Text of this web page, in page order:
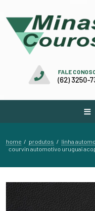
FALE
(62) 3250-
home / produtos / linha
courvin automotivo uruguai